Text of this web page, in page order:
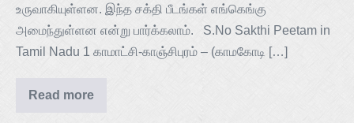
உருவாகியுள்ளன. இந்த சக்தி பீடங்கள் எங்கெங்கு
அமைந்துள்ளன என்று பார்க்கலாம். S.No Sakthi Peetam in
Tamil Nadu 1 காமாட்சி-காஞ்சிபுரம் – (காமகோடி […]
Read more